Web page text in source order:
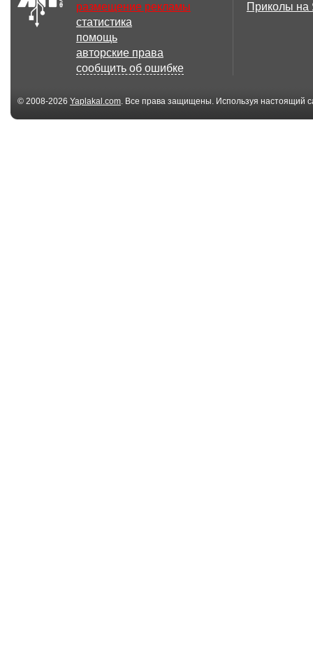
размещение рекламы
статистика
помощь
авторские права
сообщить об ошибке
Приколы
© 2008-2026 Yaplakal.com. Все права защищены. Используя настоящий